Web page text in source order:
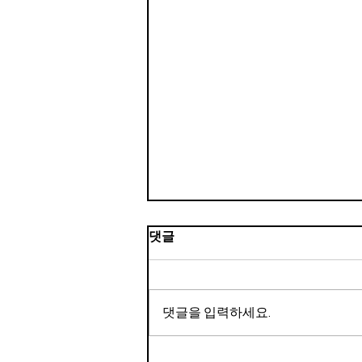
갤러리아 장바구니🛍💚
댓글
댓글을 입력하세요.